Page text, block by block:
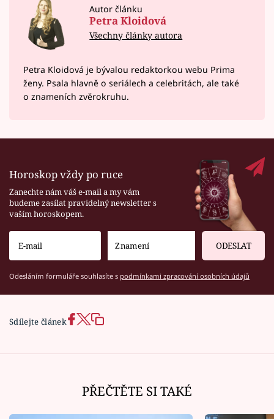
Autor článku
Petra Kloidová
Všechny články autora
Petra Kloidová je bývalou redaktorkou webu Prima
ženy. Psala hlavně o seriálech a celebritách, ale také
o znameních zvěrokruhu.
Horoskop vždy po ruce
Zanechte nám váš e-mail a my vám
budeme zasílat pravidelný newsletter s
vaším horoskopem.
ODESLAT
Odesláním formuláře souhlasíte s podmínkami zpracování osobních údajů
Sdílejte článek
PŘEČTĚTE SI TAKÉ